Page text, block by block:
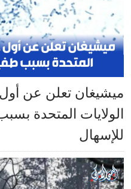
ميشيغان تعلن عن
الولايات المتحدة
للإسهال